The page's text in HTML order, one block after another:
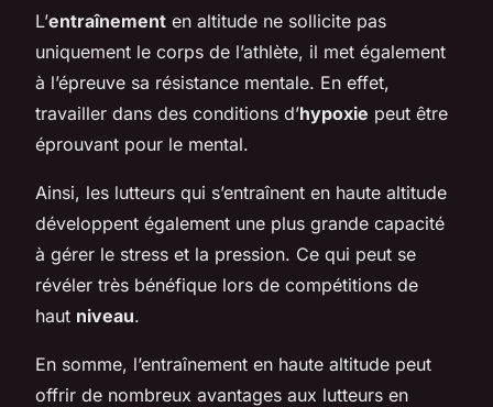
L’entraînement en altitude ne sollicite pas
uniquement le corps de l’athlète, il met également
à l’épreuve sa résistance mentale. En effet,
travailler dans des conditions d’hypoxie peut être
éprouvant pour le mental.
Ainsi, les lutteurs qui s’entraînent en haute altitude
développent également une plus grande capacité
à gérer le stress et la pression. Ce qui peut se
révéler très bénéfique lors de compétitions de
haut niveau.
En somme, l’entraînement en haute altitude peut
offrir de nombreux avantages aux lutteurs en